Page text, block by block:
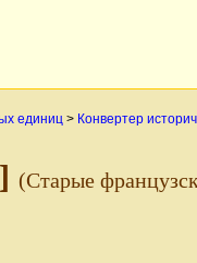
единиц > Конвертер
(Старые